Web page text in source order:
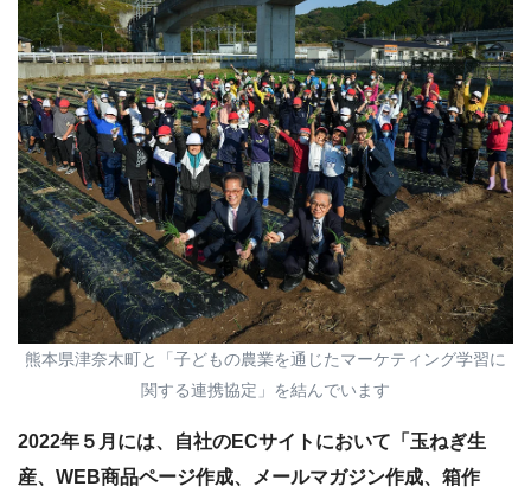
熊本県津奈木町と「子どもの農業を通じたマーケティング学習に
関する連携協定」を結んでいます
2022年５月には、自社のECサイトにおいて「玉ねぎ生
産、WEB商品ページ作成、メールマガジン作成、箱作